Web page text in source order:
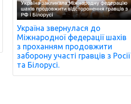
Україна звернулася до
Міжнародної федерації шахів
з проханням продовжити
заборону участі гравців з Росії
та Білорусі.